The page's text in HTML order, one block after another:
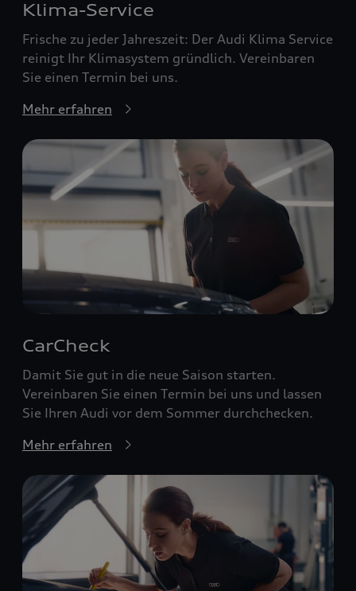
Klima-Service
Frische zu jeder Jahreszeit: Der Audi Klima Service
reinigt Ihr Klimasystem gründlich. Vereinbaren
Sie einen Termin bei uns.
Mehr erfahren
CarCheck
Damit Sie gut in die neue Saison starten.
Vereinbaren Sie einen Termin bei uns und lassen
Sie Ihren Audi vor dem Sommer durchchecken.
Mehr erfahren